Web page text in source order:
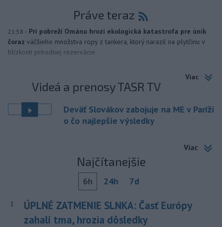
Práve teraz
21:58 - Pri pobreží Ománu hrozí ekologická katastrofa pre únik
čoraz väčšieho množstva ropy z tankera, ktorý narazil na plytčinu v
blízkosti prírodnej rezervácie.
Viac
Videá a prenosy TASR TV
Deväť Slovákov zabojuje na ME v Paríži
o čo najlepšie výsledky
Viac
Najčítanejšie
6h 24h 7d
1
ÚPLNÉ ZATMENIE SLNKA: Časť Európy
zahalí tma, hrozia dôsledky